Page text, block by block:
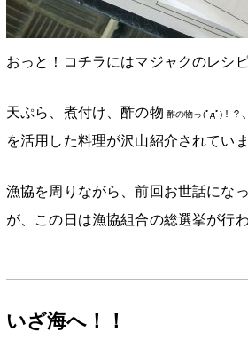
おっと！コチラにはマジャクのレシ
天ぷら、煮付け、酢の物 酢の物っ(ﾟдﾟ)！？
を活用した料理が沢山紹介されてい
漁協を周りながら、前回お世話にな
が、この日は漁協組合の総選挙が行
いざ海へ！！